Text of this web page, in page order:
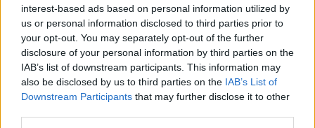
interest-based ads based on personal information utilized by
us or personal information disclosed to third parties prior to
your opt-out. You may separately opt-out of the further
disclosure of your personal information by third parties on the
IAB’s list of downstream participants. This information may
also be disclosed by us to third parties on the IAB’s List of
Downstream Participants that may further disclose it to other
İDDİA: Kızılyıldız,
Olympiakos’tan Filip Petrusev’e
Talip
04/JUL/24 21:05
Sırp basınına göre Kızılyıldız, eski oyuncusunu yeniden
kadrosuna katmak istiyor.